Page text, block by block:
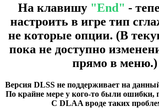
На клавишу "End" -
настроить в игре тип
не которые опции. (В
пока не доступно
прямо в меню.)
Версия DLSS не поддерживает на
По крайне мере у кого-то были ошибки,
С DLAA вроде таких